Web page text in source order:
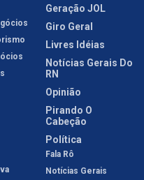
Geração JOL
Giro Geral
Livres Idéias
Notícias Gerais Do
RN
Opinião
Pirando O
Cabeção
Política
Fala Rô
Notícias Gerais